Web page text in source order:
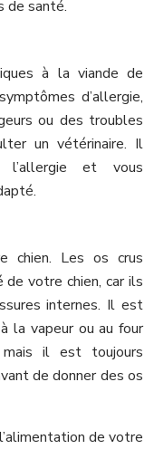
de santé.
à la viande de
d’allergie,
ou des troubles
un vétérinaire. Il
et vous
chien. Les os crus
votre chien, car ils
internes. Il est
la vapeur ou au four
mais il est toujours
de donner des os
de votre